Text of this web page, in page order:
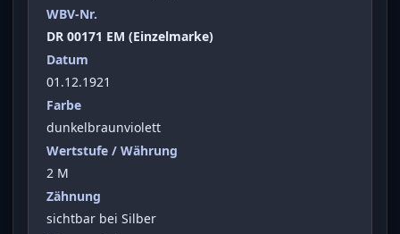
WBV-Nr.
DR 00171 EM (Einzelmarke)
Datum
01.12.1921
Farbe
dunkelbraunviolett
Wertstufe / Währung
2 M
Zähnung
sichtbar bei Silber